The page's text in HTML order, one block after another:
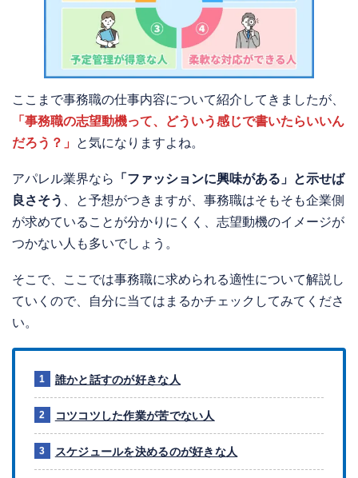
ここまで事務職の仕事内容について紹介してきましたが、
「事務職の志望動機って、どういう感じで書いたらいいん
だろう？」
と気になりますよね。
アパレル業界なら
「ファッションに興味がある」と示せば
良さそう 、と予想がつきますが、事務職はそもそも企業側
が求めていることが分かりにくく、志望動機のイメージが
つかない人も多いでしょう。
そこで、ここでは事務職に求められる適性について解説し
ていくので、自分に当てはまるかチェックしてみてくださ
い。
誰かと話すのが好きな人
コツコツした作業が苦でない人
スケジュールを決めるのが好きな人